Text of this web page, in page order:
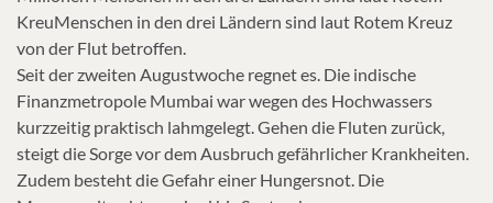
KreuMenschen in den drei Ländern sind laut Rotem Kreuz
von der Flut betroffen.
Seit der zweiten Augustwoche regnet es. Die indische
Finanzmetropole Mumbai war wegen des Hochwassers
kurzzeitig praktisch lahmgelegt. Gehen die Fluten zurück,
steigt die Sorge vor dem Ausbruch gefährlicher Krankheiten.
Zudem besteht die Gefahr einer Hungersnot. Die